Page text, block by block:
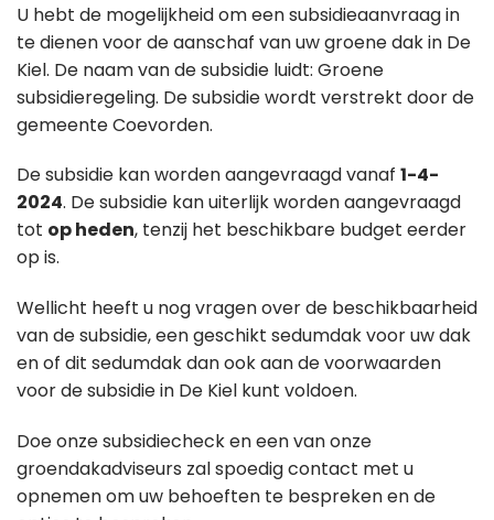
U hebt de mogelijkheid om een subsidieaanvraag in
te dienen voor de aanschaf van uw groene dak in De
Kiel. De naam van de subsidie luidt: Groene
subsidieregeling. De subsidie wordt verstrekt door de
gemeente Coevorden.
De subsidie kan worden aangevraagd vanaf 1-4-
2024. De subsidie kan uiterlijk worden aangevraagd
tot op heden, tenzij het beschikbare budget eerder
op is.
Wellicht heeft u nog vragen over de beschikbaarheid
van de subsidie, een geschikt sedumdak voor uw dak
en of dit sedumdak dan ook aan de voorwaarden
voor de subsidie in De Kiel kunt voldoen.
Doe onze subsidiecheck en een van onze
groendakadviseurs zal spoedig contact met u
opnemen om uw behoeften te bespreken en de